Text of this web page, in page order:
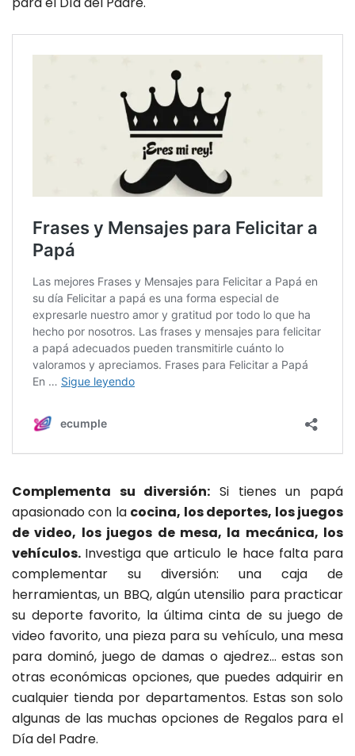
Complementa su diversión: Si tienes un papá
apasionado con la cocina, los deportes, los juegos
de video, los juegos de mesa, la mecánica, los
vehículos. Investiga que articulo le hace falta para
complementar su diversión: una caja de
herramientas, un BBQ, algún utensilio para practicar
su deporte favorito, la última cinta de su juego de
video favorito, una pieza para su vehículo, una mesa
para dominó, juego de damas o ajedrez… estas son
otras económicas opciones, que puedes adquirir en
cualquier tienda por departamentos. Estas son solo
algunas de las muchas opciones de Regalos para el
Día del Padre.